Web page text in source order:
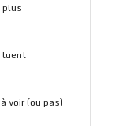
tuent
voir (ou pas)